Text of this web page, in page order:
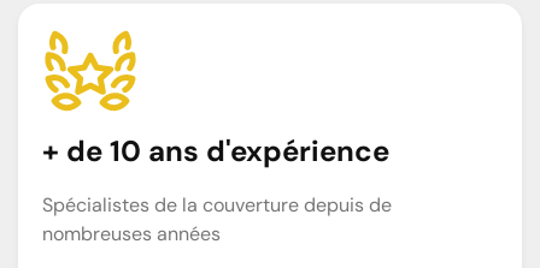
+ de 10 ans d'expérience
Spécialistes de la couverture depuis de
nombreuses années